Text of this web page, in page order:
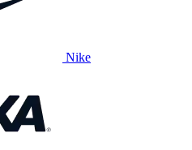
Nike